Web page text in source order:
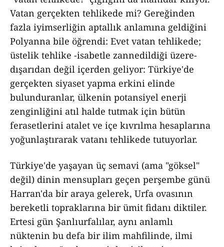
Vatan gerçekten tehlikede mi? Gereğinden
fazla iyimserliğin aptallık anlamına geldiğini
Polyanna bile öğrendi: Evet vatan tehlikede;
üstelik tehlike -isabetle zannedildiği üzere-
dışarıdan değil içerden geliyor: Türkiye'de
gerçekten siyaset yapma erkini elinde
bulunduranlar, ülkenin potansiyel enerji
zenginliğini atıl halde tutmak için bütün
ferasetlerini atalet ve içe kıvrılma hesaplarına
yoğunlaştırarak vatanı tehlikede tutuyorlar.
Türkiye'de yaşayan üç semavi (ama "göksel"
değil) dinin mensupları geçen perşembe günü
Harran'da bir araya gelerek, Urfa ovasının
bereketli topraklarına bir ümit fidanı diktiler.
Ertesi gün Şanlıurfalılar, aynı anlamlı
nüktenin bu defa bir ilim mahfilinde, ilmi